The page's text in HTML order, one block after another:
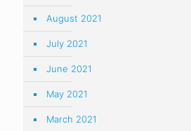
August 2021
July 2021
June 2021
May 2021
March 2021